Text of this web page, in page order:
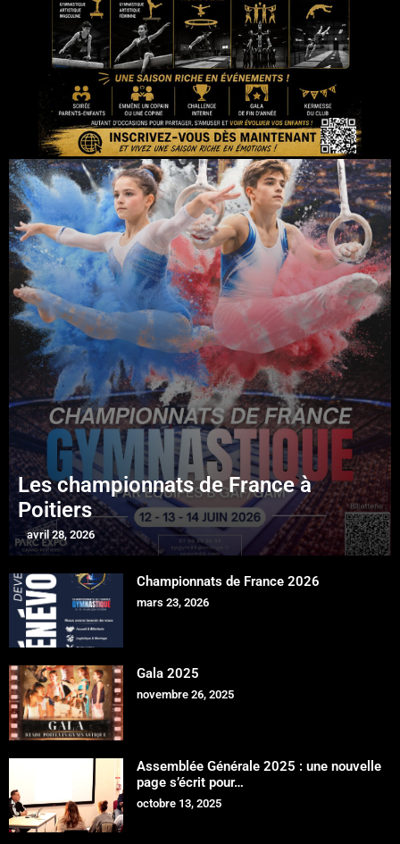
Les championnats de France à
Poitiers
avril 28, 2026
Championnats de France 2026
mars 23, 2026
Gala 2025
novembre 26, 2025
Assemblée Générale 2025 : une nouvelle
page s’écrit pour…
octobre 13, 2025